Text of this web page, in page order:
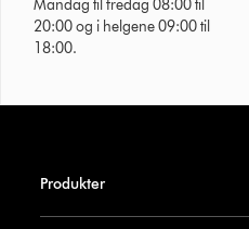
Mandag til fredag 08:00 til
20:00 og i helgene 09:00 til
18:00.
Produkter